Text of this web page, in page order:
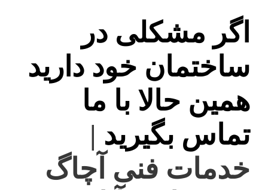
اگر مشکلی در
ساختمان خود دارید
همین حالا با ما
تماس بگیرید |
خدمات فنی آچاگ